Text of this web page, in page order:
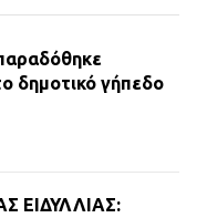
δημοτικό γήπεδο
ΕΙΔΥΛΛΙΑΣ: